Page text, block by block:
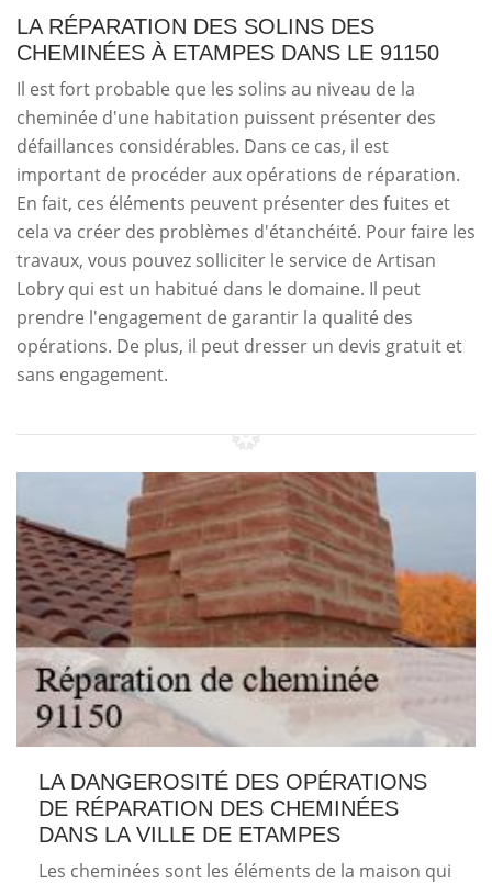
LA RÉPARATION DES SOLINS DES
CHEMINÉES À ETAMPES DANS LE 91150
Il est fort probable que les solins au niveau de la
cheminée d'une habitation puissent présenter des
défaillances considérables. Dans ce cas, il est
important de procéder aux opérations de réparation.
En fait, ces éléments peuvent présenter des fuites et
cela va créer des problèmes d'étanchéité. Pour faire les
travaux, vous pouvez solliciter le service de Artisan
Lobry qui est un habitué dans le domaine. Il peut
prendre l'engagement de garantir la qualité des
opérations. De plus, il peut dresser un devis gratuit et
sans engagement.
LA DANGEROSITÉ DES OPÉRATIONS
DE RÉPARATION DES CHEMINÉES
DANS LA VILLE DE ETAMPES
Les cheminées sont les éléments de la maison qui